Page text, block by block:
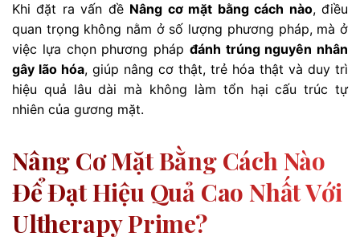
Khi đặt ra vấn đề Nâng cơ mặt bằng cách nào, điều
quan trọng không nằm ở số lượng phương pháp, mà ở
việc lựa chọn phương pháp đánh trúng nguyên nhân
gây lão hóa, giúp nâng cơ thật, trẻ hóa thật và duy trì
hiệu quả lâu dài mà không làm tổn hại cấu trúc tự
nhiên của gương mặt.
Nâng Cơ Mặt Bằng Cách Nào
Để Đạt Hiệu Quả Cao Nhất Với
Ultherapy Prime?